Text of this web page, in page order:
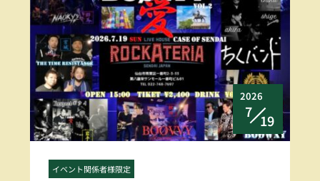
2026
7
19
イベント関係者様限定